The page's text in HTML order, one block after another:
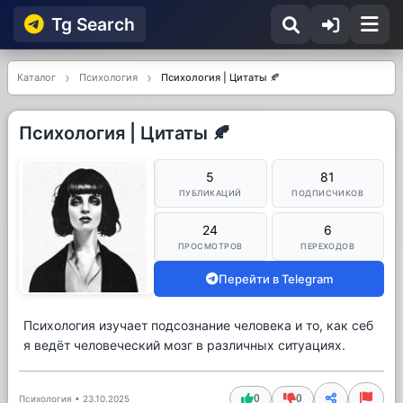
Tg Searсh
Каталог Психология Психология | Цитаты 🍂
Психология | Цитаты 🍂
5
ПУБЛИКАЦИЙ
81
ПОДПИСЧИКОВ
24
ПРОСМОТРОВ
6
ПЕРЕХОДОВ
Перейти в Telegram
Психология изучает подсознание человека и то, как себ
я ведёт человеческий мозг в различных ситуациях.
Психология • 23.10.2025 0 0